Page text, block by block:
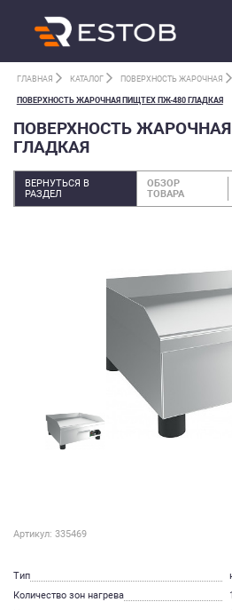
ГЛАВНАЯ КАТАЛОГ ПОВЕРХНОСТЬ ЖАРОЧНАЯ
ПОВЕРХНОСТЬ ЖАРОЧНАЯ ПИЩТЕХ ПЖ-480 ГЛАДКАЯ
ПОВЕРХНОСТЬ
ГЛАДКАЯ
ВЕРНУТЬСЯ В
РАЗДЕЛ
ОБЗОР
ТОВАРА
Артикул: 335469
Тип
Количество зон нагрева
1